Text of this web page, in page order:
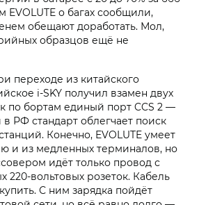
о багах сообщили,
обещают доработать. Мол,
образцов ещё не
переходе из китайского
i‑SKY получил взамен двух
по бортам единый порт CCS 2 —
РФ стандарт облегчает поиск
Конечно, EVOLUTE умеет
и из медленных терминалов, но
идёт только провод с
220-вольтовых розеток. Кабель
С ним зарядка пойдёт